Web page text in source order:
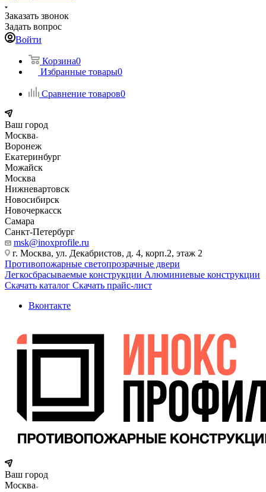
Заказать звонок
Задать вопрос
Войти
Корзина0
Избранные товары0
Сравнение товаров0
Ваш город
Москва
Воронеж
Екатеринбург
Можайск
Москва
Нижневартовск
Новосибирск
Новочеркасск
Самара
Санкт-Петербург
msk@inoxprofile.ru
г. Москва, ул. Декабристов, д. 4, корп.2, этаж 2
Противопожарные светопрозрачные двери
Легкосбрасываемые конструкции Алюминиевые конструкции
Скачать каталог Скачать прайс-лист
Вконтакте
Ваш город
Москва